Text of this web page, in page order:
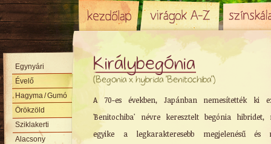
Királybegónia
(Begonia x hybrida 'Benitochiba')
A 70-es években, Japánban nemesítették ki
'Benitochiba' névre keresztelt begónia hibridet,
egyike a legkarakteresebb megjelenésű és
Egynyári
Évelő
Hagyma/ Gumó
Örökzöld
Sziklakerti
Alacsony